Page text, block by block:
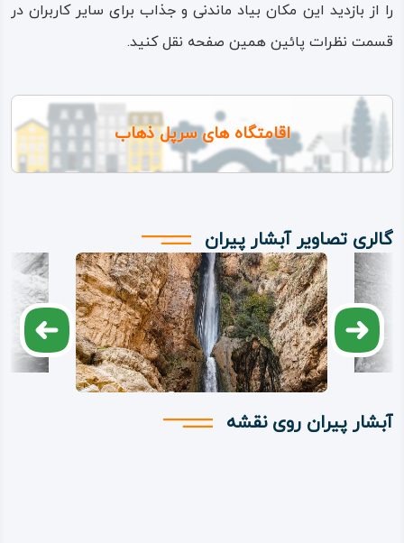
را از بازدید این مکان بیاد ماندنی و جذاب برای سایر کاربران در
قسمت نظرات پائین همین صفحه نقل کنید.
اقامتگاه های سرپل ذهاب
گالری تصاویر آبشار پیران
آبشار پیران روی نقشه